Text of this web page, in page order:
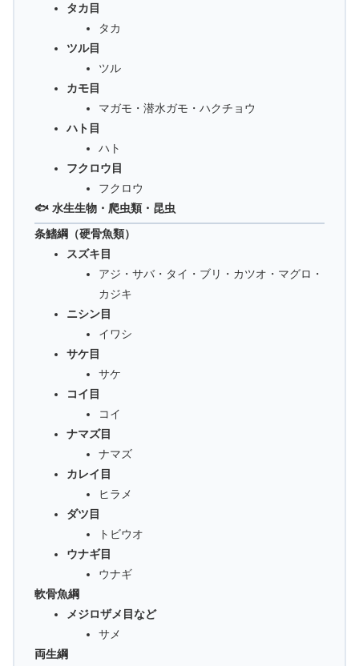
タカ目
タカ
ツル目
ツル
カモ目
マガモ・潜水ガモ・ハクチョウ
ハト目
ハト
フクロウ目
フクロウ
🐟 水生生物・爬虫類・昆虫
条鰭綱（硬骨魚類）
スズキ目
アジ・サバ・タイ・ブリ・カツオ・マグロ・
カジキ
ニシン目
イワシ
サケ目
サケ
コイ目
コイ
ナマズ目
ナマズ
カレイ目
ヒラメ
ダツ目
トビウオ
ウナギ目
ウナギ
軟骨魚綱
メジロザメ目など
サメ
両生綱